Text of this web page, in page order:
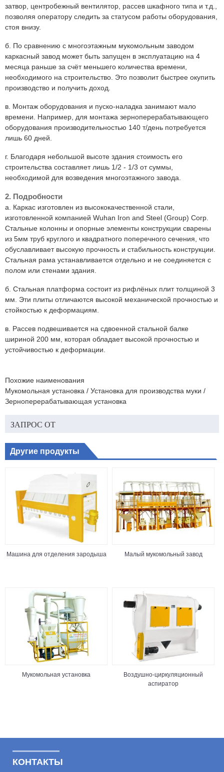
затвор, центробежный вентилятор, рассев шкафного типа и т.д.,
позволяя оператору следить за статусом работы оборудования,
стоя внизу.
б. По сравнению с многоэтажным мукомольным заводом
каркасный завод может быть запущен в эксплуатацию на 4
месяца раньше за счёт меньшего количества времени,
необходимого на строительство. Это позволит быстрее окупить
производство и получить доход.
в. Монтаж оборудования и пуско-наладка занимают мало
времени. Например, для монтажа зерноперерабатывающего
оборудования производительностью 140 т/день потребуется
лишь 60 дней.
г. Благодаря небольшой высоте здания стоимость его
строительства составляет лишь 1/2 - 1/3 от суммы,
необходимой для возведения многоэтажного завода.
2. Подробности
a. Каркас изготовлен из высококачественной стали,
изготовленной компанией Wuhan Iron and Steel (Group) Corp.
Стальные колонны и опорные элементы конструкции сварены
из 5мм труб круглого и квадратного поперечного сечения, что
обуславливает высокую прочность и стабильность конструкции.
Стальная рама устанавливается отдельно и не соединяется с
полом или стенами здания.
б. Стальная платформа состоит из рифлёных плит толщиной 3
мм. Эти плиты отличаются высокой механической прочностью и
стойкостью к деформациям.
в. Рассев подвешивается на сдвоенной стальной балке
шириной 200 мм, которая обладает высокой прочностью и
устойчивостью к деформации.
Похожие наименования
Мукомольная установка / Установка для производства муки /
Зерноперерабатывающая установка
ЗАПРОС ОТ
Другие продукты
Машина для отделения зародыша Малый мукомольный завод
Мукомольная установка
Воздушно-циркуляционный
аспиратор
КОНТАКТЫ